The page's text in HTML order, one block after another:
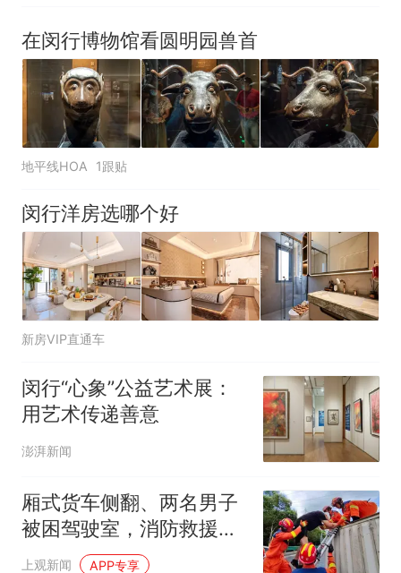
在闵行博物馆看圆明园兽首
地平线HOA 1跟贴
闵行洋房选哪个好
新房VIP直通车
闵行“心象”公益艺术展：
用艺术传递善意
澎湃新闻
厢式货车侧翻、两名男子
被困驾驶室，消防救援火
速出动
上观新闻 APP专享